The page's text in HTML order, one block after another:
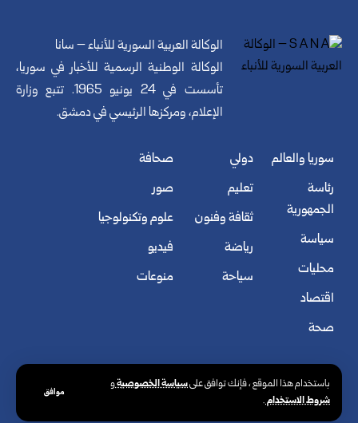
باستخدام هذا الموقع ، فإنك توافق علىسياسة الخصوصيةو
شروط الاستخدام.
موافق
الوكالة العربية السورية للأنباء – سانا
الوكالة الوطنية الرسمية للأخبار في سوريا،
تأسست في 24 يونيو 1965. تتبع وزارة
الإعلام، ومركزها الرئيسي في دمشق.
سوريا والعالم
رئاسة
الجمهورية
سياسة
محليات
اقتصاد
صحة
دولي
تعليم
ثقافة وفنون
رياضة
سياحة
صحافة
صور
علوم وتكنولوجيا
فيديو
منوعات
© الوكالة العربية السورية للأنباء. كافة الحقوق محفوظة.